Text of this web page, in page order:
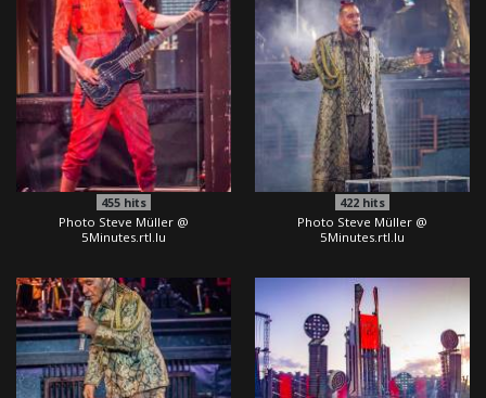
455hits
Photo Steve Müller @
5Minutes.rtl.lu
422 hits
Photo Steve Müller @
5Minutes.rtl.lu